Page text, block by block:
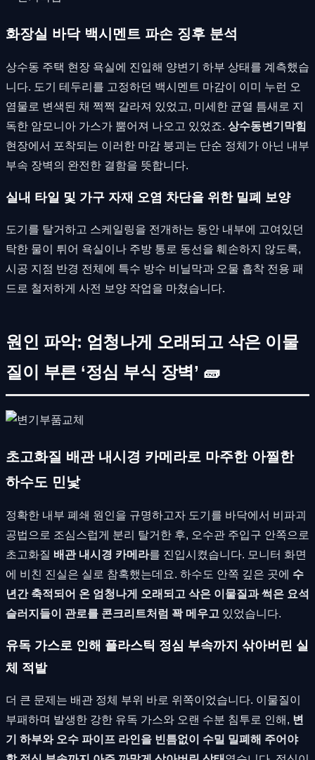
화장실 바닥 백시멘트 파손 징후 분석
상수동 주택 현장 욕실에 진입해 양변기 하부 상태를 계측했습
니다. 도기 테두리를 고정하던 백시멘트 마감이 이미 누런 오
염물로 변색된 채 쩍쩍 갈라져 있었고, 미세한 균열 틈새로 지
독한 암모니아 가스가 뿜어져 나오고 있었죠. 상수동변기막힘
현장에서 포착되는 이러한 마감 붕괴는 단순 정체가 아닌 내부
부속 장벽의 완전한 결함을 뜻합니다.
실내 타일 및 가구 자재 오염 차단을 위한 밀폐 보양
도기를 탈거하고 스케일링을 전개하는 동안 내부에 고여있던
탁한 물이 튀어 욕실이나 주방 통로 동선을 훼손하지 않도록,
시공 지점 반경 전체에 특수 방수 비닐막과 오물 흡착 전용 패
드로 철저하게 사전 보양 작업을 마쳤습니다.
원인 파악: 엄청나게 오래되고 삭은 이물
질이 부른 ‘정심 부식 장벽’ 🧱
초고화질 배관 내시경 카메라로 마주한 아찔한
하수도 민낯
정확한 내부 폐쇄 원인을 규명하고자 도기를 바닥에서 비파괴
공법으로 조심스럽게 분리 탈거한 후, 오수관 주입구 안쪽으로
초고화질 배관 내시경 카메라를 진입시켰습니다. 모니터 화면
에 비친 진실은 실로 참혹했는데요. 하수도 안쪽 깊은 곳에 수
년간 축적되어 온 엄청나게 오래되고 삭은 이물질과 썩은 요석
슬러지들이 관로를 콘크리트처럼 꽉 메우고 있었습니다.
유독 가스로 인해 플라스틱 정심 부속까지 삮아버린 실
체 적발
더 큰 문제는 배관 정체 부위 바로 위쪽이었습니다. 이물질이
부패하며 발생한 강한 유독 가스와 오랜 수분 침투로 인해, 변
기 하부와 오수 파이프 라인을 빈틈없이 수밀 밀폐해 주어야